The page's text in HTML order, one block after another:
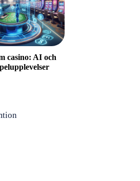
casino: AI och